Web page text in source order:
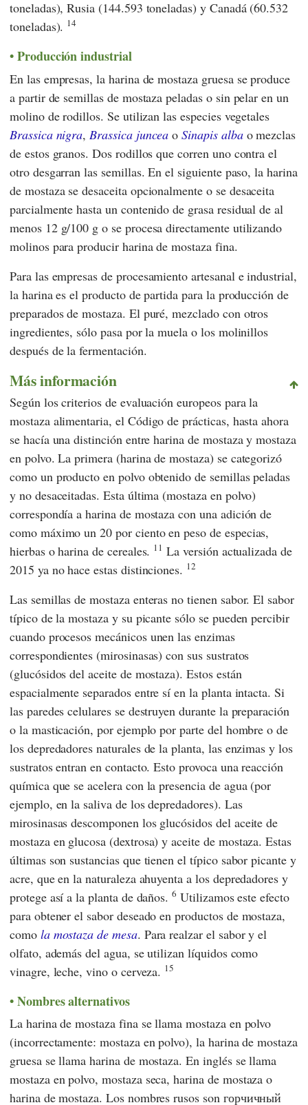
toneladas), Rusia (144.593 toneladas) y Canadá (60.532
toneladas). 14
Producción industrial
En las empresas, la harina de mostaza gruesa se produce
a partir de semillas de mostaza peladas o sin pelar en un
molino de rodillos. Se utilizan las especies vegetales
Brassica nigra, Brassica juncea oSinapis albao mezclas
de estos granos. Dos rodillos que corren uno contra el
otro desgarran las semillas. En el siguiente paso, la harina
de mostaza se desaceita opcionalmente o se desaceita
parcialmente hasta un contenido de grasa residual de al
menos 12 g/100 g o se procesa directamente utilizando
molinos para producir harina de mostaza fina.
Para las empresas de procesamiento artesanal e industrial,
la harina es el producto de partida para la producción de
preparados de mostaza. El puré, mezclado con otros
ingredientes, sólo pasa por la muela o los molinillos
después de la fermentación.
Más información
Según loscriterios de evaluación europeos para la
mostaza alimentaria, el Código de prácticas, hasta ahora
se hacía una distinción entre harina de mostaza y mostaza
en polvo. La primera (harina de mostaza) se categorizó
como un producto en polvo obtenido de semillas peladas
y no desaceitadas. Esta última (mostaza en polvo)
correspondía a harina de mostaza con una adición de
como máximo un 20 por ciento en peso de especias,
hierbas o harina de cereales. 11 La versión actualizada de
2015 ya no hace estas distinciones. 12
Las semillas de mostaza enteras no tienen sabor. El sabor
típico de la mostaza y su picante sólo se pueden percibir
cuando procesos mecánicos unen las enzimas
correspondientes (mirosinasas) con sus sustratos
(glucósidos del aceite de mostaza). Estos están
espacialmente separados entre sí en la planta intacta. Si
las paredes celulares se destruyen durante la preparación
o la masticación, por ejemplo por parte del hombre o de
los depredadores naturales de la planta, las enzimas y los
sustratos entran en contacto. Esto provoca una reacción
química que se acelera con la presencia de agua (por
ejemplo, en la saliva de los depredadores). Las
mirosinasas descomponen los glucósidos del aceite de
mostaza en glucosa (dextrosa) y aceite de mostaza. Estas
últimas son sustancias que tienen el típico sabor picante y
acre, que en la naturaleza ahuyenta a los depredadores y
protege así a la planta de daños.6 Utilizamos este efecto
para obtener el sabor deseado en productos de mostaza,
como la mostaza de mesa. Para realzar el sabor y el
olfato, además del agua, se utilizan líquidos como
vinagre, leche, vino o cerveza. 15
Nombres alternativos
La harina de mostaza fina se llama mostaza en polvo
(incorrectamente: mostaza en polvo), la harina de mostaza
gruesa se llama harina de mostaza. En inglés se llama
mostaza en polvo, mostaza seca, harina de mostaza o
harina de mostaza. Los nombres rusos son горчичный